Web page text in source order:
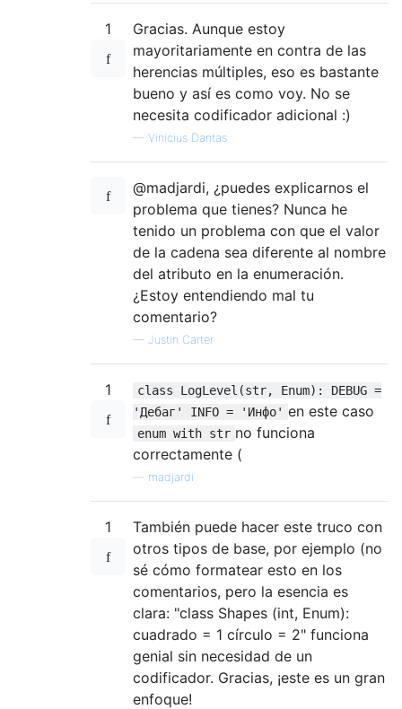
1
Gracias. Aunque estoy
mayoritariamente en contra de las
herencias múltiples, eso es bastante
bueno y así es como voy. No se
necesita codificador adicional :)
— Vinicius Dantas
@madjardi, ¿puedes explicarnos el
problema que tienes? Nunca he
tenido un problema con que el valor
de la cadena sea diferente al nombre
del atributo en la enumeración.
¿Estoy entendiendo mal tu
comentario?
— Justin Carter
1
class LogLevel(str, Enum): DEBUG =
'Дебаг' INFO = 'Инфо' en este caso
enum with str no funciona
correctamente (
madjardi
1
También puede hacer este truco con
otros tipos de base, por ejemplo (no
sé cómo formatear esto en los
comentarios, pero la esencia es
clara: "class Shapes (int, Enum):
cuadrado = 1 círculo = 2" funciona
genial sin necesidad de un
codificador. Gracias, ¡este es un gran
enfoque!